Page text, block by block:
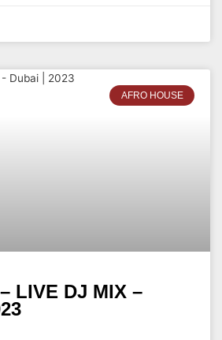
AFRO HOUSE
LIVE DJ MIX –